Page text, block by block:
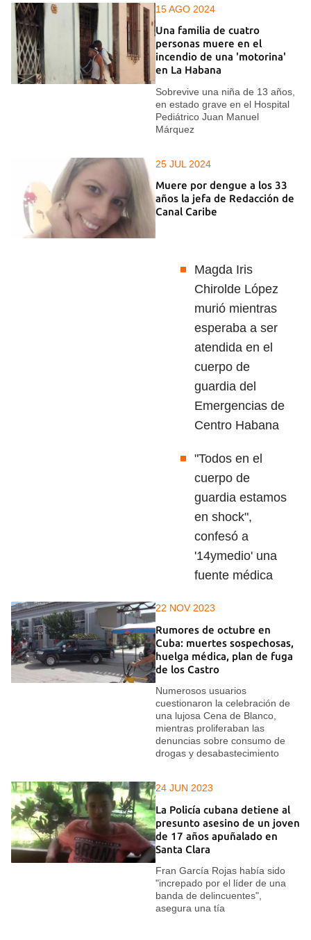
15 AGO 2024
Una familia de cuatro
personas muere en el
incendio de una 'motorina'
en La Habana
Sobrevive una niña de 13 años,
en estado grave en el Hospital
Pediátrico Juan Manuel
Márquez
25 JUL 2024
Muere por dengue a los 33
años la jefa de Redacción de
Canal Caribe
Magda Iris
Chirolde López
murió mientras
esperaba a ser
atendida en el
cuerpo de
guardia del
Emergencias de
Centro Habana
"Todos en el
cuerpo de
guardia estamos
en shock",
confesó a
'14ymedio' una
fuente médica
22 NOV 2023
Rumores de octubre en
Cuba: muertes sospechosas,
huelga médica, plan de fuga
de los Castro
Numerosos usuarios
cuestionaron la celebración de
una lujosa Cena de Blanco,
mientras proliferaban las
denuncias sobre consumo de
drogas y desabastecimiento
24 JUN 2023
La Policía cubana detiene al
presunto asesino de un joven
de 17 años apuñalado en
Santa Clara
Fran García Rojas había sido
"increpado por el líder de una
banda de delincuentes",
asegura una tía